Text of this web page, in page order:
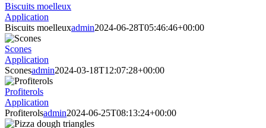
Biscuits moelleux
Application
Biscuits moelleuxadmin2024-06-28T05:46:46+00:00
Scones
Application
Sconesadmin2024-03-18T12:07:28+00:00
Profiterols
Application
Profiterolsadmin2024-06-25T08:13:24+00:00